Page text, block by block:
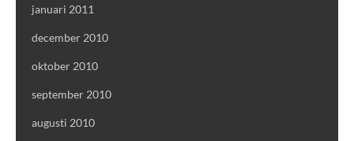
januari 2011
december 2010
oktober 2010
september 2010
augusti 2010